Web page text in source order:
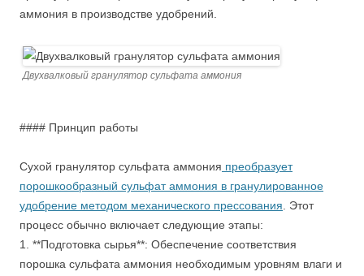
аммония в производстве удобрений.
Двухвалковый гранулятор сульфата аммония
#### Принцип работы
Сухой гранулятор сульфата аммония преобразует
порошкообразный сульфат аммония в гранулированное
удобрение методом механического прессования . Этот
процесс обычно включает следующие этапы:
1. **Подготовка сырья**: Обеспечение соответствия
порошка сульфата аммония необходимым уровням влаги и